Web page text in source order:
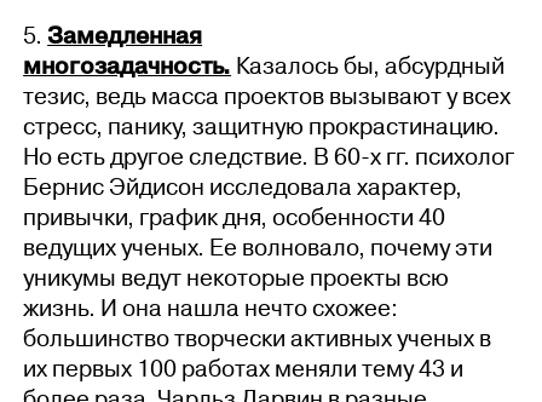
5.Замедленная
многозадачность.Казалось бы, абсурдный
тезис, ведь масса проектов вызывают у всех
стресс, панику, защитную прокрастинацию.
Но есть другое следствие. В 60-х гг. психолог
Бернис Эйдисон исследовала характер,
привычки, график дня, особенности 40
ведущих ученых. Ее волновало, почему эти
уникумы ведут некоторые проекты всю
жизнь. И она нашла нечто схожее:
большинство творчески активных ученых в
их первых 100 работах меняли тему 43 и